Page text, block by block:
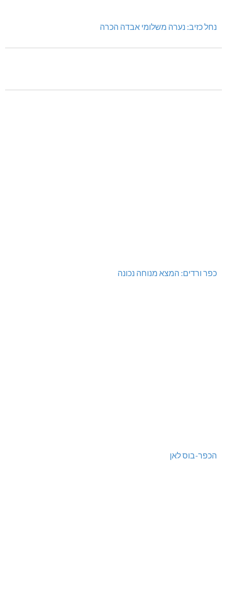
נחל כזיב: נערה משלומי אבדה הכרה
כפר ורדים: המצא מנוחה נכונה
הכפר-בוס לאן